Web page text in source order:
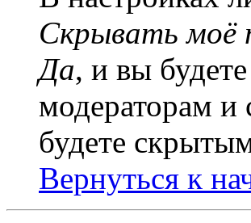
Скрывать моё
Да, и вы
модераторам и
будете
Вернуться к